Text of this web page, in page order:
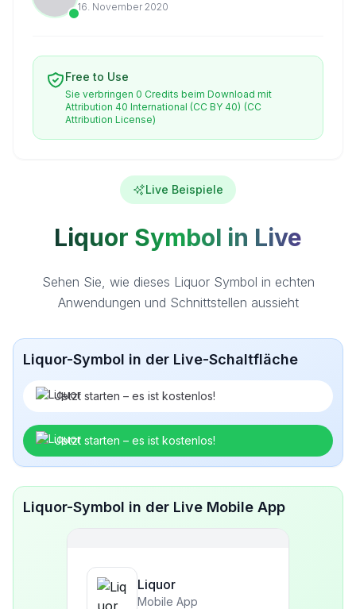
16. November 2020
Free to Use
Sie verbringen 0 Credits beim Download mit
Attribution 40 International (CC BY 40) (CC
Attribution License)
Live Beispiele
Liquor Symbol in Live
Sehen Sie, wie dieses Liquor Symbol in echten
Anwendungen und Schnittstellen aussieht
Liquor-Symbol in der Live-Schaltfläche
Jetzt starten – es ist kostenlos!
Jetzt starten – es ist kostenlos!
Liquor-Symbol in der Live Mobile App
Liquor
Mobile App